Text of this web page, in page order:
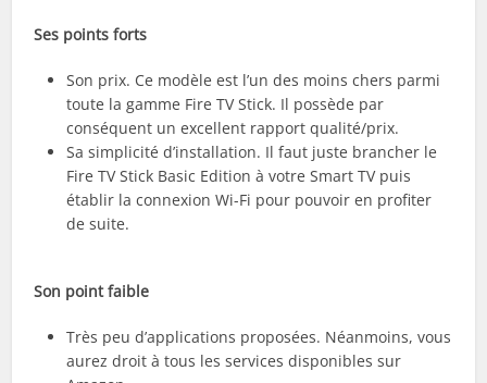
Ses points forts
Son prix. Ce modèle est l’un des moins chers parmi
toute la gamme Fire TV Stick. Il possède par
conséquent un excellent rapport qualité/prix.
Sa simplicité d’installation. Il faut juste brancher le
Fire TV Stick Basic Edition à votre Smart TV puis
établir la connexion Wi-Fi pour pouvoir en profiter
de suite.
Son point faible
Très peu d’applications proposées. Néanmoins, vous
aurez droit à tous les services disponibles sur